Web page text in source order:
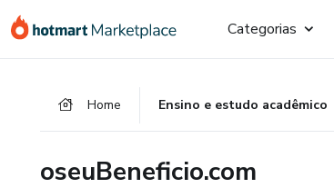
para
para
para
Categorias
Home Ensino e estudo acadêmico
oseuBeneficio.com